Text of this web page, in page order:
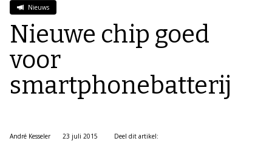
Nieuws
Nieuwe chip goed
voor
smartphonebatterij
André Kesseler
23 juli 2015
Deel dit artikel: